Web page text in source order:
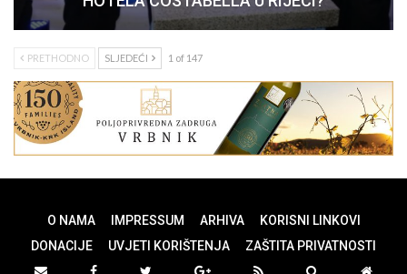
PRETHODNO SLJEDEĆI 1 of 147
O NAMA IMPRESSUM ARHIVA
KORISNI LINKOVI
DONACIJE
UVJETI KORIŠTENJA ZAŠTITA PRIVATNOSTI